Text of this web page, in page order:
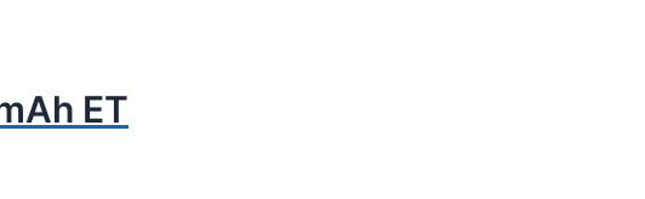
ET